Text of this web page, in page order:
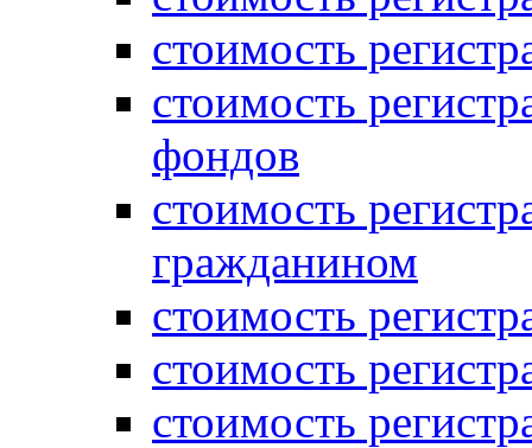
стоимость
стоимость
фондов
стоимость
гражданином
стоимость
стоимость
стоимость